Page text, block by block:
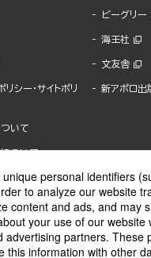
シー・サイトポリ
いて
ついて
ビーグリー
海王社
文友舎
新アポロ出